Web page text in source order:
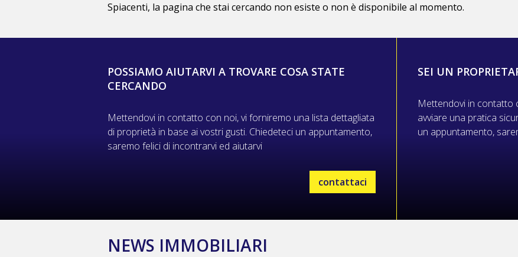
Spiacenti, la pagina che stai cercando non esiste o non è disponibile al momento.
POSSIAMO AIUTARVI A TROVARE COSA STATE
CERCANDO
Mettendovi in contatto con noi, vi forniremo una lista dettagliata
di proprietà in base ai vostri gusti. Chiedeteci un appuntamento,
saremo felici di incontrarvi ed aiutarvi
contattaci
SEI UN
Mettendovi in contatto
avviare una pratica
un appuntamento,
NEWS IMMOBILIARI